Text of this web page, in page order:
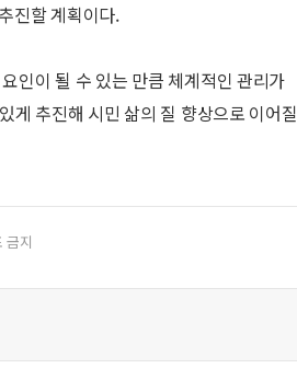
진할 계획이다.
인이 될 수 있는 만큼 체계적인 관리가
게 추진해 시민 삶의 질 향상으로 이어질
금지